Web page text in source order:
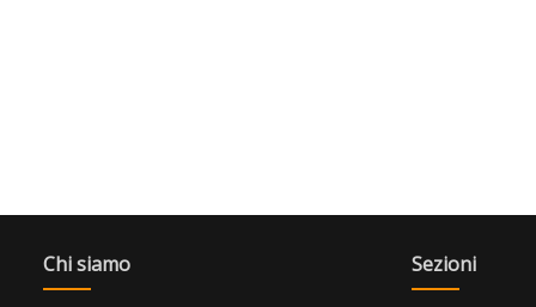
Chi siamo Sezioni